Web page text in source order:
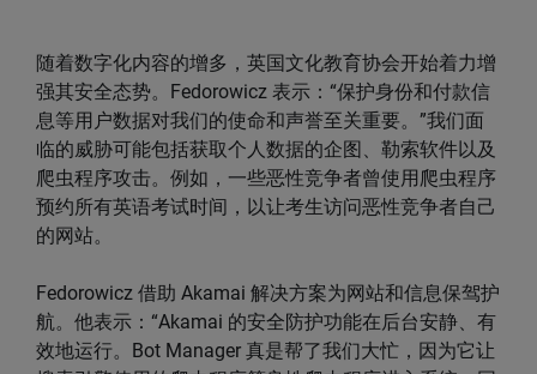
随着数字化内容的增多，英国文化教育协会开始着力增
强其安全态势。Fedorowicz 表示：“保护身份和付款信
息等用户数据对我们的使命和声誉至关重要。”我们面
临的威胁可能包括获取个人数据的企图、勒索软件以及
爬虫程序攻击。例如，一些恶性竞争者曾使用爬虫程序
预约所有英语考试时间，以让考生访问恶性竞争者自己
的网站。
Fedorowicz 借助 Akamai 解决方案为网站和信息保驾护
航。他表示：“Akamai 的安全防护功能在后台安静、有
效地运行。Bot Manager 真是帮了我们大忙，因为它让